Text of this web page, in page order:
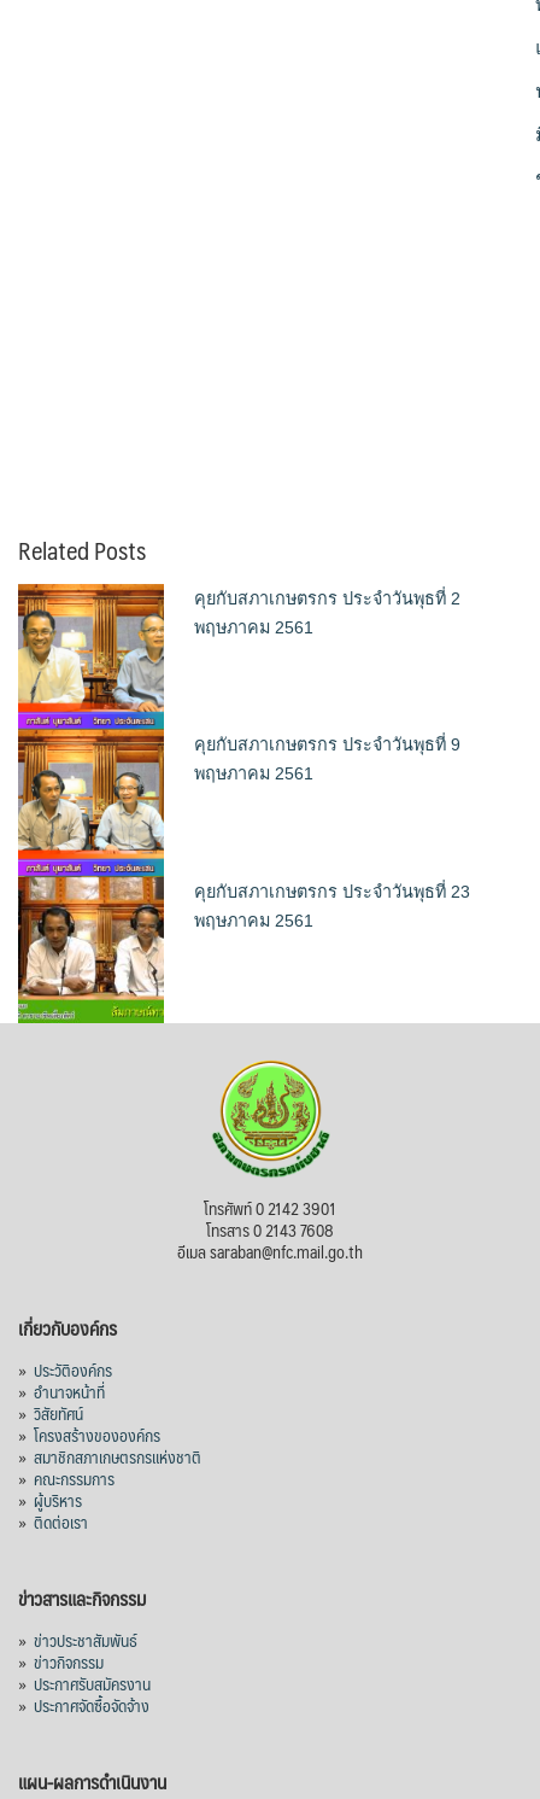
Related Posts
คุยกับสภาเกษตรกร ประจำวันพุธที่ 2
พฤษภาคม 2561
คุยกับสภาเกษตรกร ประจำวันพุธที่ 9
พฤษภาคม 2561
คุยกับสภาเกษตรกร ประจำวันพุธที่ 23
พฤษภาคม 2561
โทรศัพท์ 0 2142 3901
โทรสาร 0 2143 7608
อีเมล saraban@nfc.mail.go.th
เกี่ยวกับองค์กร
» ประวัติองค์กร
» อำนาจหน้าที่
» วิสัยทัศน์
» โครงสร้างขององค์กร
» สมาชิกสภาเกษตรกรแห่งชาติ
» คณะกรรมการ
» ผู้บริหาร
» ติดต่อเรา
ข่าวสารและกิจกรรม
» ข่าวประชาสัมพันธ์
» ข่าวกิจกรรม
» ประกาศรับสมัครงาน
» ประกาศจัดซื้อจัดจ้าง
แผน-ผลการดำเนินงาน